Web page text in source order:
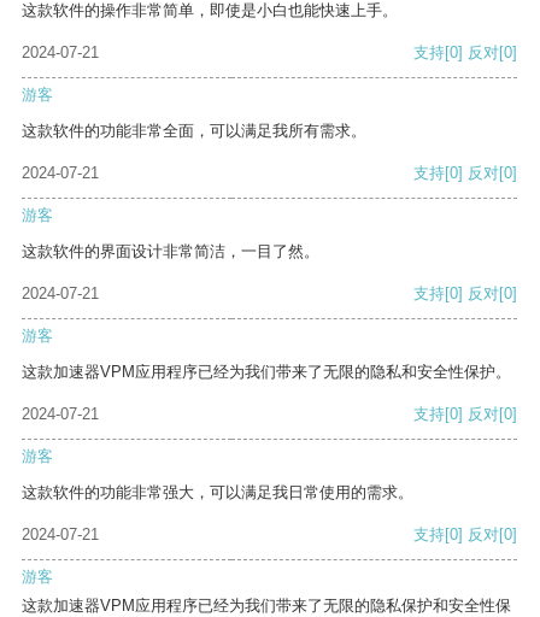
这款软件的操作非常简单，即使是小白也能快速上手。
2024-07-21 支持[0] 反对[0]
游客
这款软件的功能非常全面，可以满足我所有需求。
2024-07-21 支持[0] 反对[0]
游客
这款软件的界面设计非常简洁，一目了然。
2024-07-21 支持[0] 反对[0]
游客
这款加速器VPM应用程序已经为我们带来了无限的隐私和安全性保护。
2024-07-21 支持[0] 反对[0]
游客
这款软件的功能非常强大，可以满足我日常使用的需求。
2024-07-21 支持[0] 反对[0]
游客
这款加速器VPM应用程序已经为我们带来了无限的隐私保护和安全性保